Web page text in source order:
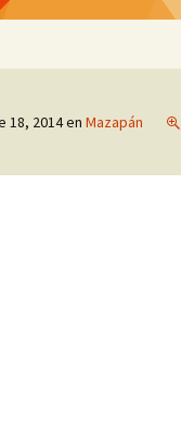
18, 2014en Mazapán